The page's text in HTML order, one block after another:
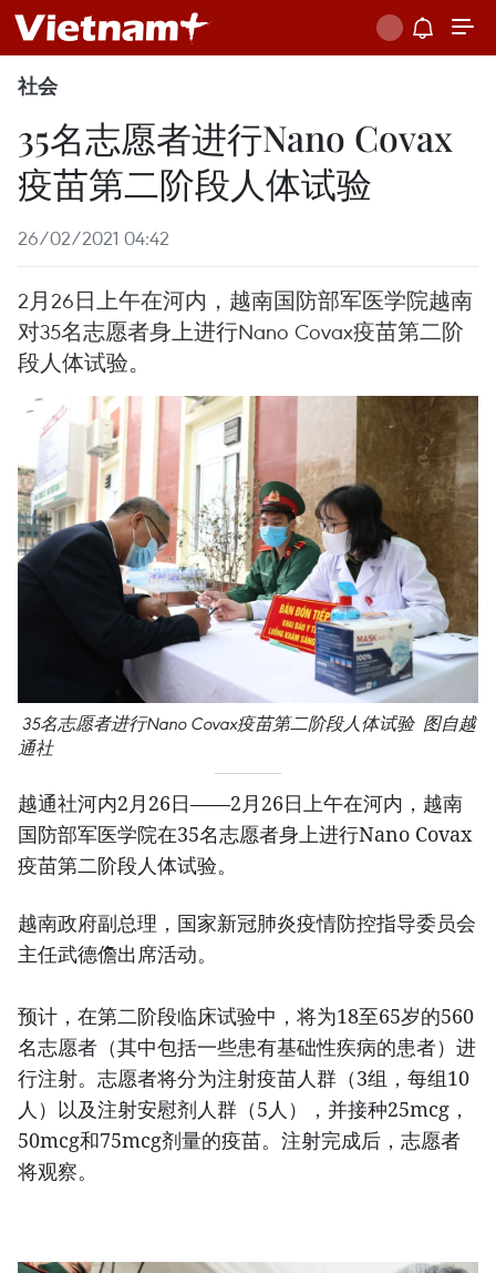
社会
35名志愿者进行Nano Covax
疫苗第二阶段人体试验
26/02/2021 04:42
2月26日上午在河内，越南国防部军医学院越南
对35名志愿者身上进行Nano Covax疫苗第二阶
段人体试验。
35名志愿者进行Nano Covax疫苗第二阶段人体试验 图自越
通社
越通社河内2月26日——2月26日上午在河内，越南
国防部军医学院在35名志愿者身上进行Nano Covax
疫苗第二阶段人体试验。
越南政府副总理，国家新冠肺炎疫情防控指导委员会
主任武德儋出席活动。
预计，在第二阶段临床试验中，将为18至65岁的560
名志愿者（其中包括一些患有基础性疾病的患者）进
行注射。志愿者将分为注射疫苗人群（3组，每组10
人）以及注射安慰剂人群（5人），并接种25mcg，
50mcg和75mcg剂量的疫苗。注射完成后，志愿者
将观察。